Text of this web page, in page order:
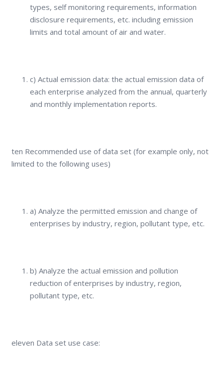
types, self monitoring requirements, information
disclosure requirements, etc. including emission
limits and total amount of air and water.
c) Actual emission data: the actual emission data of
each enterprise analyzed from the annual, quarterly
and monthly implementation reports.
ten Recommended use of data set (for example only, not
limited to the following uses)
a) Analyze the permitted emission and change of
enterprises by industry, region, pollutant type, etc.
b) Analyze the actual emission and pollution
reduction of enterprises by industry, region,
pollutant type, etc.
eleven Data set use case: